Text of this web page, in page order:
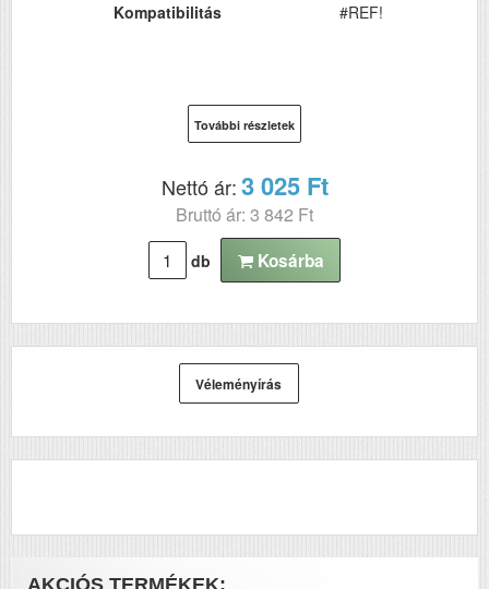
Kompatibilitás
#REF!
További részletek
Nettó ár:3 025 Ft
Bruttó ár: 3 842 Ft
db Kosárba
Véleményírás
AKCIÓS TERMÉKEK: